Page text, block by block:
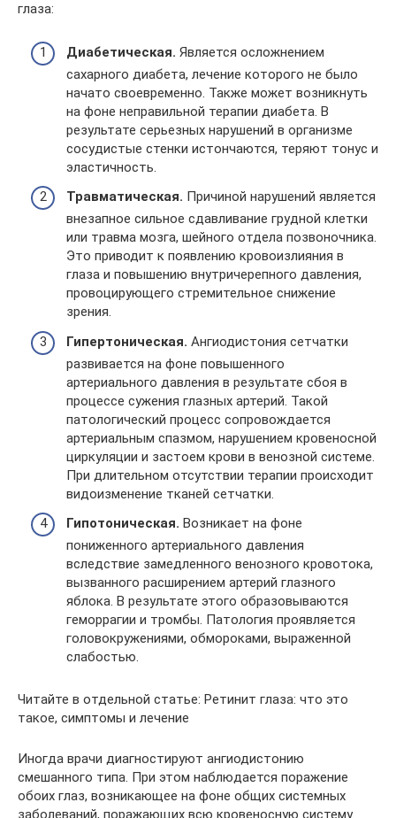
глаза:
Диабетическая. Является осложнением
сахарного диабета, лечение которого не было
начато своевременно. Также может возникнуть
на фоне неправильной терапии диабета. В
результате серьезных нарушений в организме
сосудистые стенки истончаются, теряют тонус и
эластичность.
Травматическая. Причиной нарушений является
внезапное сильное сдавливание грудной клетки
или травма мозга, шейного отдела позвоночника.
Это приводит к появлению кровоизлияния в
глаза и повышению внутричерепного давления,
провоцирующего стремительное снижение
зрения.
Гипертоническая. Ангиодистония сетчатки
развивается на фоне повышенного
артериального давления в результате сбоя в
процессе сужения глазных артерий. Такой
патологический процесс сопровождается
артериальным спазмом, нарушением кровеносной
циркуляции и застоем крови в венозной системе.
При длительном отсутствии терапии происходит
видоизменение тканей сетчатки.
Гипотоническая. Возникает на фоне
пониженного артериального давления
вследствие замедленного венозного кровотока,
вызванного расширением артерий глазного
яблока. В результате этого образовываются
геморрагии и тромбы. Патология проявляется
головокружениями, обмороками, выраженной
слабостью.
Читайте в отдельной статье: Ретинит глаза: что это
такое, симптомы и лечение
Иногда врачи диагностируют ангиодистонию
смешанного типа. При этом наблюдается поражение
обоих глаз, возникающее на фоне общих системных
заболеваний, поражающих всю кровеносную систему.